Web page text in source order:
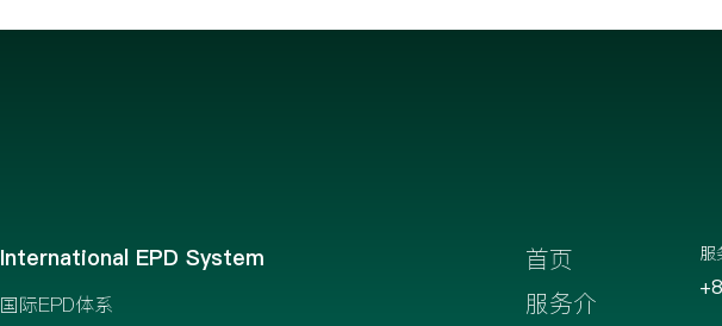
International EPD System
国际EPD体系
首页
服务介
服